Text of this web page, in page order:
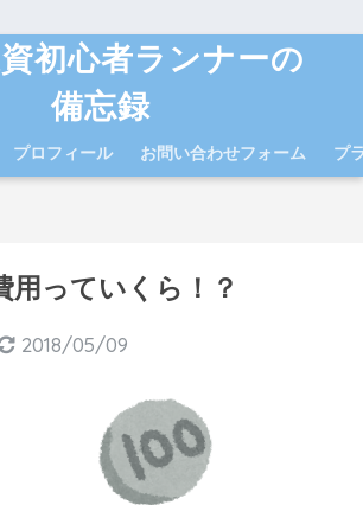
初心者ランナーの
備忘録
プロフィール お問い合わせフォーム プ
用っていくら！？
2018/05/09